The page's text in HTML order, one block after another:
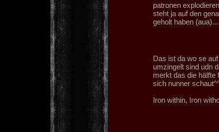
patronen
steht ja auf den
geholt haben
Das ist da wo se
umzingelt sind udn
merkt das die hälfte
sich nunner
Iron within, Iron